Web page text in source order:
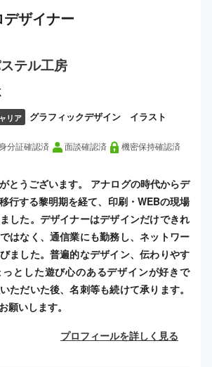
デザイナー
テル工房
リア グラフィックデザイン イラスト
分証確認済 面談確認済 機密保持確認済
とうございます。 アナログの時代からデ
行する黎明期を経て、印刷・WEBの現場
した。デザイナーはデザインだけできれ
はなく、通信業にも勤務し、ネットワー
ました。普遍的なデザイン、伝わりやす
とした遊び心のあるデザインが好きで
ただいた後、名刺等も続けて承ります。
願いします。
プロフィールを詳しく見る